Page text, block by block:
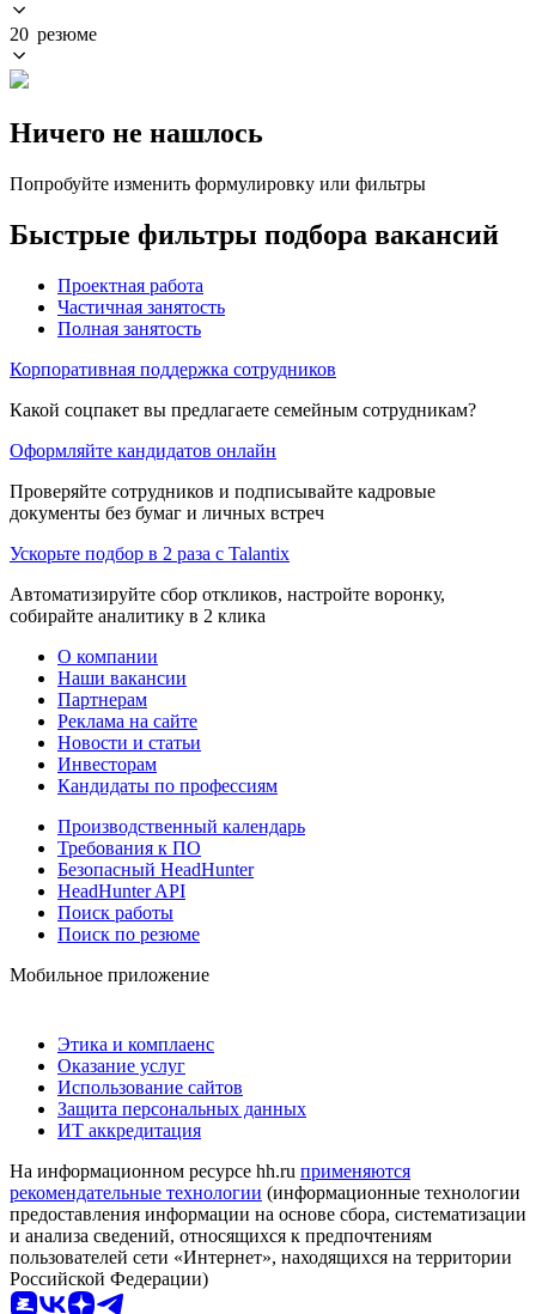
20 резюме
Ничего не нашлось
Попробуйте изменить формулировку или фильтры
Быстрые фильтры подбора вакансий
Проектная работа
Частичная занятость
Полная занятость
Корпоративная поддержка сотрудников
Какой соцпакет вы предлагаете семейным сотрудникам?
Оформляйте кандидатов онлайн
Проверяйте сотрудников и подписывайте кадровые
документы без бумаг и личных встреч
Ускорьте подбор в 2 раза с Talantix
Автоматизируйте сбор откликов, настройте воронку,
собирайте аналитику в 2 клика
О компании
Наши вакансии
Партнерам
Реклама на сайте
Новости и статьи
Инвесторам
Кандидаты по профессиям
Производственный календарь
Требования к ПО
Безопасный HeadHunter
HeadHunter API
Поиск работы
Поиск по резюме
Мобильное приложение
Этика и комплаенс
Оказание услуг
Использование сайтов
Защита персональных данных
ИТ аккредитация
На информационном ресурсе hh.ru применяются
рекомендательные технологии (информационные технологии
предоставления информации на основе сбора, систематизации
и анализа сведений, относящихся к предпочтениям
пользователей сети «Интернет», находящихся на территории
Российской Федерации)